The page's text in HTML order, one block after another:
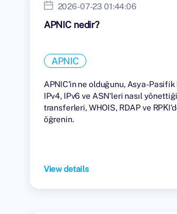
2026-07-23 01:44:06
APNIC nedir?
APNIC
APNIC'in ne olduğunu, Asya-
IPv4, IPv6 ve ASN'leri nasıl
transferleri, WHOIS, RDAP ve
öğrenin.
View details